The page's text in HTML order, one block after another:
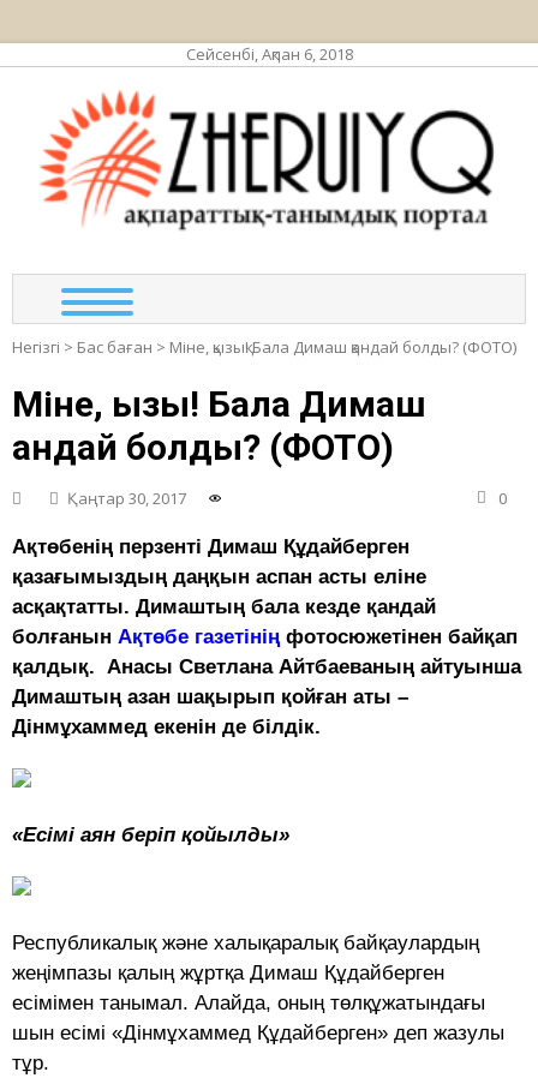
Сейсенбі, Ақпан 6, 2018
Негізгі > Бас баған > Міне, қызық! Бала Димаш қандай болды? (ФОТО)
Міне, қызық! Бала Димаш
қандай болды? (ФОТО)
Қаңтар 30, 2017 0
Ақтөбенің перзенті Димаш Құдайберген
қазағымыздың даңқын аспан асты еліне
асқақтатты. Димаштың бала кезде қандай
болғанын Ақтөбе газетінің фотосюжетінен байқап
қалдық. Анасы Светлана Айтбаеваның айтуынша
Димаштың азан шақырып қойған аты –
Дінмұхаммед екенін де білдік.
«Есімі аян беріп қойылды»
Республикалық және халықаралық байқаулардың
жеңімпазы қалың жұртқа Димаш Құдайберген
есімімен танымал. Алайда, оның төлқұжатындағы
шын есімі «Дінмұхаммед Құдайберген» деп жазулы
тұр.